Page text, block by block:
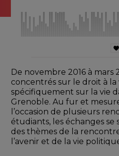
De novembre 2016 à mars
concentrés sur le droit à la
spécifiquement sur la vie
Grenoble. Au fur et
l’occasion de plusieurs
étudiants, les échanges
des thèmes de la
l’avenir et de la vie